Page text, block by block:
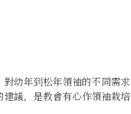
幼年到松年領袖的不同需
議，是教會有心作領袖栽培